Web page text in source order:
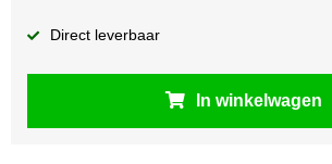
Direct leverbaar
In winkelwagen